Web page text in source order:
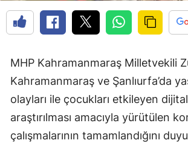
MHP Kahramanmaraş Milletvekili
Kahramanmaraş ve Şanlıurfa’da
olayları ile çocukları etkileyen
araştırılması amacıyla yürütülen
çalışmalarının tamamlandığını